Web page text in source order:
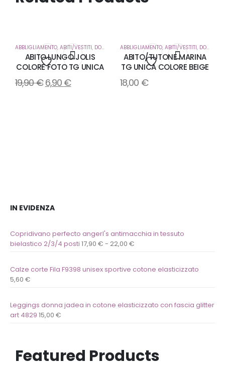
Aggiungi
ABBLIGLIAMENTO, ABITI/VESTITI, DONNA
ABITO LUNGO JOLIS
COLORE FOTO TG UNICA
19,90€ 6,90 €
Aggiungi
ABBLIGLIAMENTO, ABITI/VESTITI, DONNA
ABITO/TUTONE MARINA
TG UNICA COLORE BEIGE
18,00 €
IN EVIDENZA
Copridivano perfecto angerl's antimacchia in tessuto
bielastico 2/3/4 posti 17,90 € - 22,00 €
Calze corte Fila F9398 unisex sportive cotone elasticizzato
5,60 €
Leggings donna jadea in cotone elasticizzato con fascia glitter
art 4829 15,00 €
Featured Products